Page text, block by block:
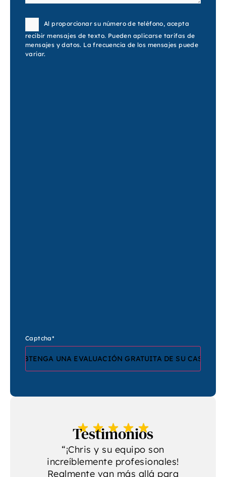
ConsentAl proporcionar su número de teléfono, acepta
recibir mensajes de texto. Pueden aplicarse tarifas de
mensajes y datos. La frecuencia de los mensajes puede
variar.
Captcha*
Testimonios
“¡Chris y su equipo son
increíblemente profesionales!
Realmente van más allá para